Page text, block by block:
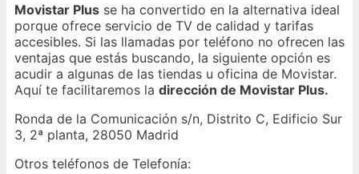
Movistar Plus se ha convertido en la alternativa ideal
porque ofrece servicio de TV de calidad y tarifas
accesibles. Si las llamadas por teléfono no ofrecen las
ventajas que estás buscando, la siguiente opción es
acudir a algunas de las tiendas u oficina de Movistar.
Aquí te facilitaremos la dirección de Movistar Plus.
Ronda de la Comunicación s/n, Distrito C, Edificio Sur
3, 2ª planta, 28050 Madrid
Otros teléfonos de Telefonía: